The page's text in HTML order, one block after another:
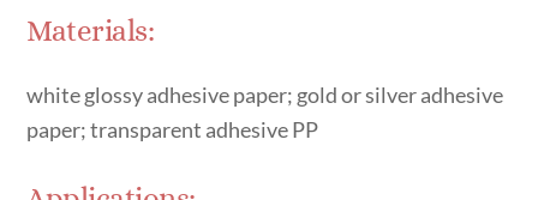
Materials:
white glossy adhesive paper; gold or silver adhesive
paper; transparent adhesive PP